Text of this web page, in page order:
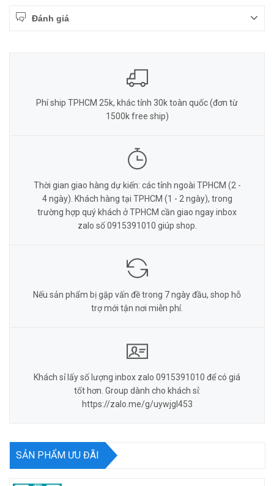
Đánh giá
Phí ship TPHCM 25k, khác tỉnh 30k toàn quốc (đơn từ
1500k free ship)
Thời gian giao hàng dự kiến: các tỉnh ngoài TPHCM (2 -
4 ngày). Khách hàng tại TPHCM (1 - 2 ngày), trong
trường hợp quý khách ở TPHCM cần giao ngay inbox
zalo số 0915391010 giúp shop.
Nếu sản phẩm bị gặp vấn đề trong 7 ngày đầu, shop hỗ
trợ mới tận nơi miễn phí.
Khách sỉ lấy số lượng inbox zalo 0915391010 để có giá
tốt hơn. Group dành cho khách sỉ:
https://zalo.me/g/uywjgl453
SẢN PHẨM ƯU ĐÃI